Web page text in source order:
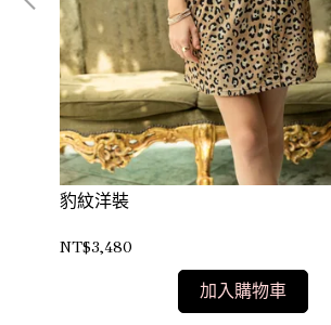
豹紋洋裝
NT$3,480
加入購物車